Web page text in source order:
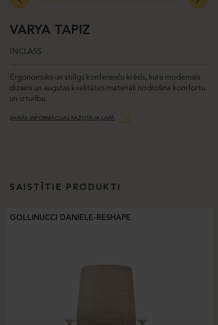
VARYA TAPIZ
INCLASS
Ergonomisks un stilīgs konferenču krēsls, kura modernais
dizains un augstas kvalitātes materiāli nodrošina komfortu
un izturību.
VAIRĀK INFORMĀCIJAS RAŽOTĀJA LAPĀ
SAISTĪTIE PRODUKTI
GOLLINUCCI DANIELE-RESHAPE